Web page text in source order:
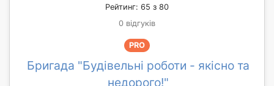
Рейтинг: 65 з 80
0 відгуків
PRO
Бригада "Будівельні роботи - якісно та
недорого!"